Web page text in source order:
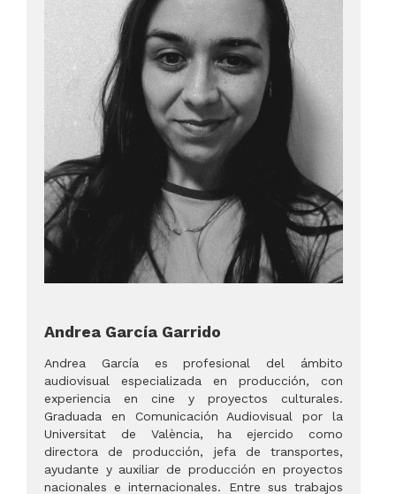
Andrea García Garrido
Andrea García es profesional del ámbito
audiovisual especializada en producción, con
experiencia en cine y proyectos culturales.
Graduada en Comunicación Audiovisual por la
Universitat de València, ha ejercido como
directora de producción, jefa de transportes,
ayudante y auxiliar de producción en proyectos
nacionales e internacionales. Entre sus trabajos